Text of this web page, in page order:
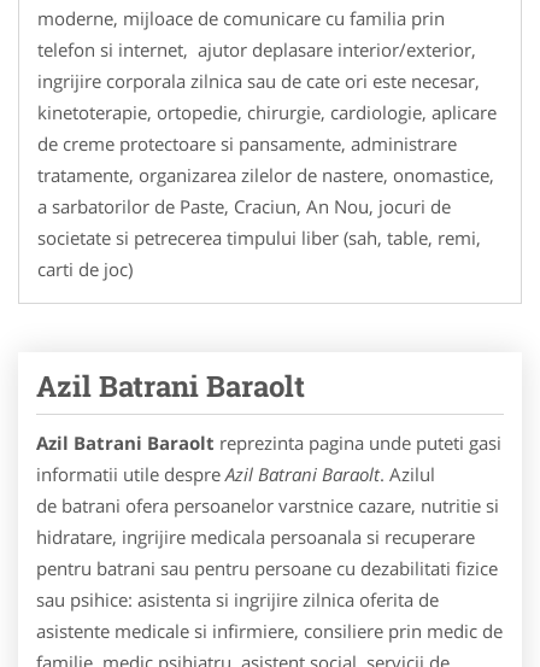
moderne, mijloace de comunicare cu familia prin
telefon si internet, ajutor deplasare interior/exterior,
ingrijire corporala zilnica sau de cate ori este necesar,
kinetoterapie, ortopedie, chirurgie, cardiologie, aplicare
de creme protectoare si pansamente, administrare
tratamente, organizarea zilelor de nastere, onomastice,
a sarbatorilor de Paste, Craciun, An Nou, jocuri de
societate si petrecerea timpului liber (sah, table, remi,
carti de joc)
Azil Batrani Baraolt
Azil Batrani Baraolt reprezinta pagina unde puteti gasi
informatii utile despre Azil Batrani Baraolt. Azilul
de batrani ofera persoanelor varstnice cazare, nutritie si
hidratare, ingrijire medicala persoanala si recuperare
pentru batrani sau pentru persoane cu dezabilitati fizice
sau psihice: asistenta si ingrijire zilnica oferita de
asistente medicale si infirmiere, consiliere prin medic de
familie, medic psihiatru, asistent social, servicii de